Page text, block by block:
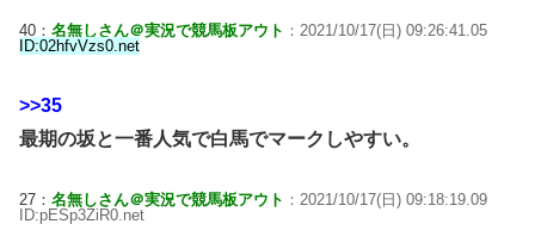
40： 名無しさん＠実況で競馬板アウト ：2021/10/17(日) 09:26:41.05
ID:02hfvVzs0.net
>>35
最期の坂と一番人気で白馬でマークしやすい。
27： 名無しさん＠実況で競馬板アウト ：2021/10/17(日) 09:18:19.09
ID:pESp3ZiR0.net